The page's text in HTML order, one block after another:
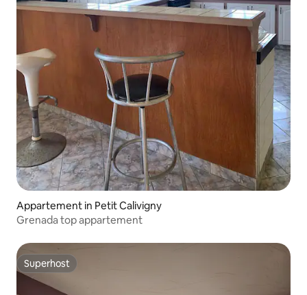
Appartement in Petit Calivigny
Grenada top appartement
Superhost
Superhost